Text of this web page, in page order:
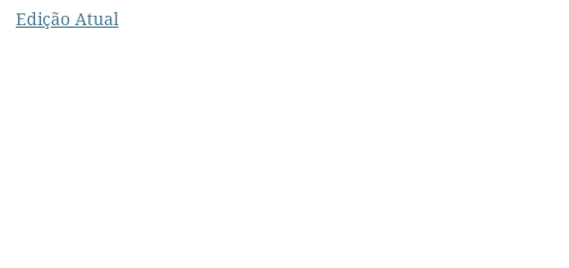
Edição Atual